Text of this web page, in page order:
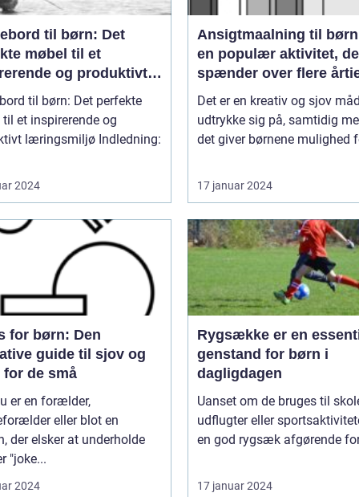
til børn: Det
møbel til et
og produktivt
til børn: Det perfekte
et inspirerende og
læringsmiljø Indledning:
2024
Ansigtmaalning til
en populær aktivitet,
spænder over flere
Det er en kreativ og sjov
udtrykke sig på, samtidig
det giver børnene mulighed
17 januar 2024
for børn: Den
guide til sjov og
for de små
er en forælder,
eller blot en
der elsker at underholde
"joke...
2024
Rygsække er en
genstand for børn i
dagligdagen
Uanset om de bruges til
udflugter eller
en god rygsæk afgørende
17 januar 2024